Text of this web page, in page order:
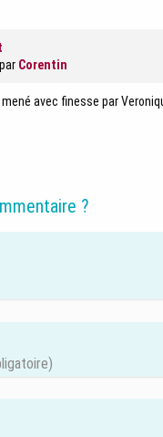
par Corentin
avec finesse par
?